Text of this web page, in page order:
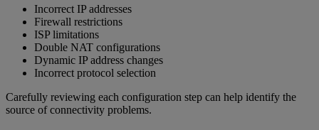
Incorrect IP addresses
Firewall restrictions
ISP limitations
Double NAT configurations
Dynamic IP address changes
Incorrect protocol selection
Carefully reviewing each configuration step can help identify the
source of connectivity problems.